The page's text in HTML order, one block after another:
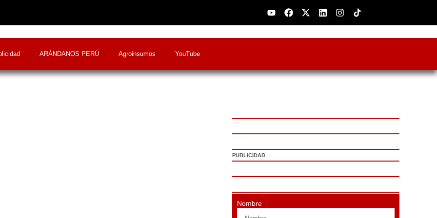
YoutubeFacebook
X-
twitter
LinkedinInstagram
ARÁNDANOS PERÚ Agroinsumos YouTube
PUBLICIDAD
Nombre